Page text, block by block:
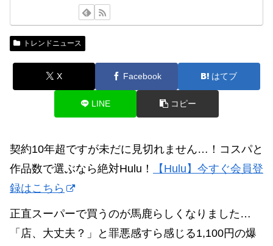
トレンドニュース
X Facebook はてブ
LINE コピー
契約10年超ですが未だに見切れません…！コスパと
作品数で選ぶなら絶対Hulu！
【Hulu】今すぐ会員登
録はこちら
正直スーパーで買うのが馬鹿らしくなりました…
「店、大丈夫？」と罪悪感すら感じる1,100円の爆